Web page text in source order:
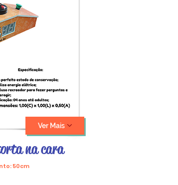
Ver Mais
na cara
50cm